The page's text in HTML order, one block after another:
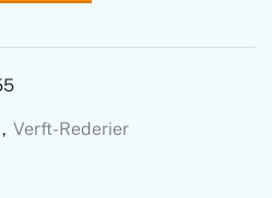
, Verft-Rederier